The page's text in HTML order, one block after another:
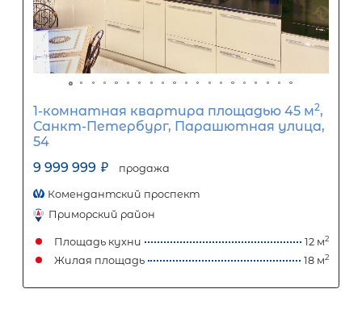
1-комнатная квартира площадью